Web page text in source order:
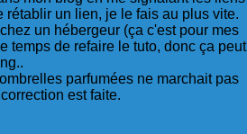
un lien, je le fais au plus vite.
un hébergeur (ça c'est pour mes
temps de refaire le tuto, donc ça peut
parfumées ne marchait pas
est faite.